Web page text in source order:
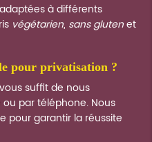
à différents
végétarien, sans glutenet
pour privatisation ?
suffit de nous
par téléphone. Nous
pour garantir la réussite